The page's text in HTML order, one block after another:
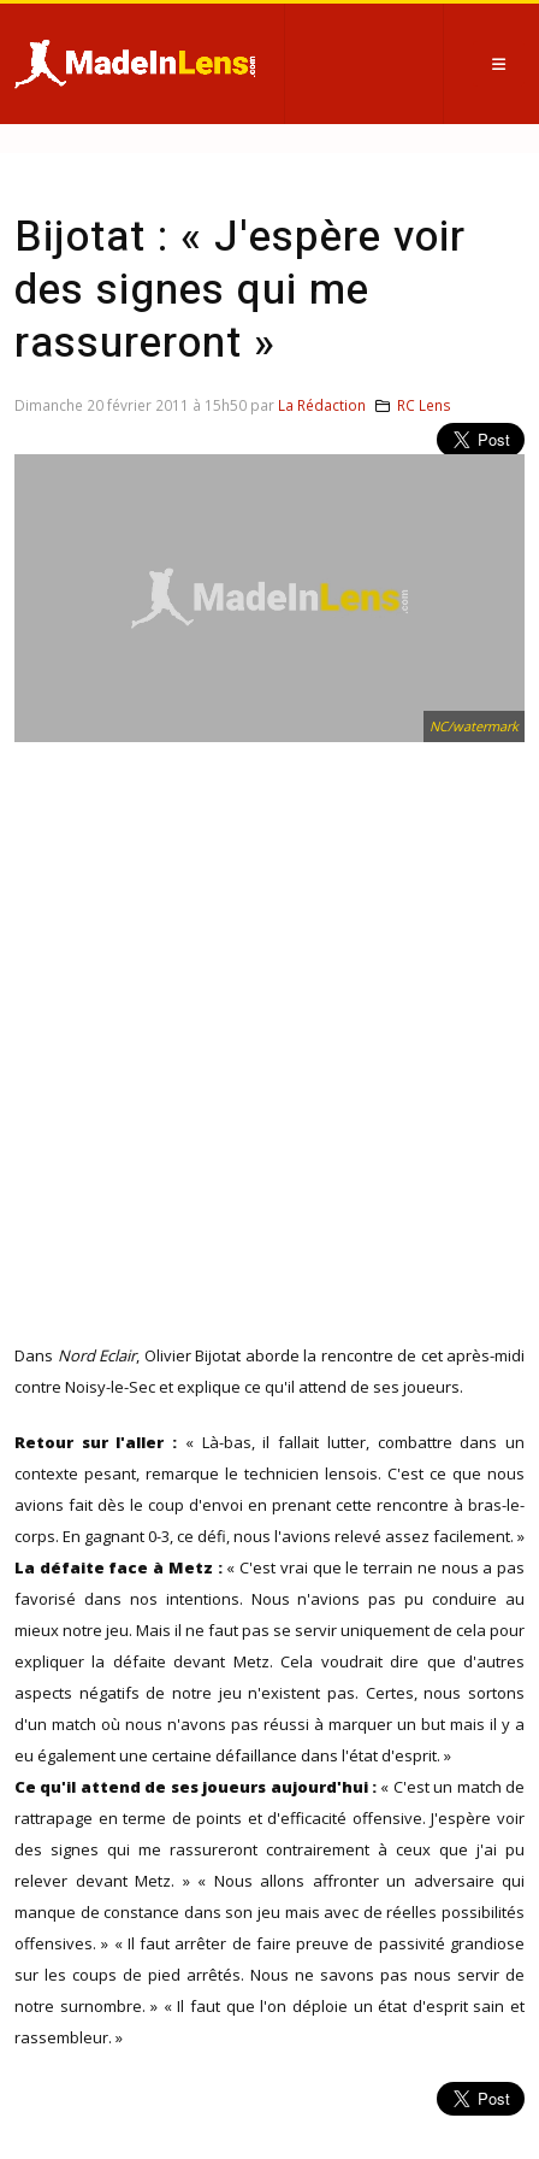
Bijotat : « J'espère voir
des signes qui me
rassureront »
NC/watermark
Dans Nord Eclair, Olivier Bijotat aborde la rencontre de cet après-midi
contre Noisy-le-Sec et explique ce qu'il attend de ses joueurs.
Retour sur l'aller : « Là-bas, il fallait lutter, combattre dans un
contexte pesant, remarque le technicien lensois. C'est ce que nous
avions fait dès le coup d'envoi en prenant cette rencontre à bras-le-
corps. En gagnant 0-3, ce défi, nous l'avions relevé assez facilement. »
La défaite face à Metz :« C'est vrai que le terrain ne nous a pas
favorisé dans nos intentions. Nous n'avions pas pu conduire au
mieux notre jeu. Mais il ne faut pas se servir uniquement de cela pour
expliquer la défaite devant Metz. Cela voudrait dire que d'autres
aspects négatifs de notre jeu n'existent pas. Certes, nous sortons
d'un match où nous n'avons pas réussi à marquer un but mais il y a
eu également une certaine défaillance dans l'état d'esprit. »
Ce qu'il attend de ses joueurs aujourd'hui :« C'est un match de
rattrapage en terme de points et d'efficacité offensive. J'espère voir
des signes qui me rassureront contrairement à ceux que j'ai pu
relever devant Metz. » « Nous allons affronter un adversaire qui
manque de constance dans son jeu mais avec de réelles possibilités
offensives. » « Il faut arrêter de faire preuve de passivité grandiose
sur les coups de pied arrêtés. Nous ne savons pas nous servir de
notre surnombre. » « Il faut que l'on déploie un état d'esprit sain et
rassembleur. »
Dimanche 20 février 2011 à 15h50 par La Rédaction RC Lens